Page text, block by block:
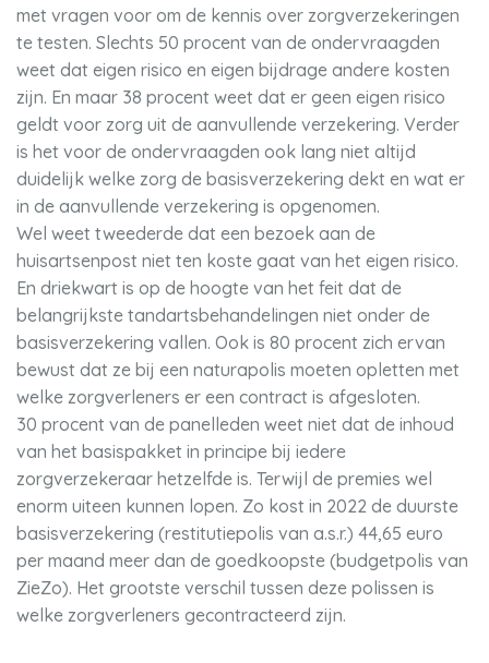
met vragen voor om de kennis over zorgverzekeringen
te testen. Slechts 50 procent van de ondervraagden
weet dat eigen risico en eigen bijdrage andere kosten
zijn. En maar 38 procent weet dat er geen eigen risico
geldt voor zorg uit de aanvullende verzekering. Verder
is het voor de ondervraagden ook lang niet altijd
duidelijk welke zorg de basisverzekering dekt en wat er
in de aanvullende verzekering is opgenomen.
Wel weet tweederde dat een bezoek aan de
huisartsenpost niet ten koste gaat van het eigen risico.
En driekwart is op de hoogte van het feit dat de
belangrijkste tandartsbehandelingen niet onder de
basisverzekering vallen. Ook is 80 procent zich ervan
bewust dat ze bij een naturapolis moeten opletten met
welke zorgverleners er een contract is afgesloten.
30 procent van de panelleden weet niet dat de inhoud
van het basispakket in principe bij iedere
zorgverzekeraar hetzelfde is. Terwijl de premies wel
enorm uiteen kunnen lopen. Zo kost in 2022 de duurste
basisverzekering (restitutiepolis van a.s.r.) 44,65 euro
per maand meer dan de goedkoopste (budgetpolis van
ZieZo). Het grootste verschil tussen deze polissen is
welke zorgverleners gecontracteerd zijn.